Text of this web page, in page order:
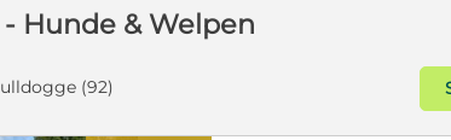
Hunde & Welpen
(92)